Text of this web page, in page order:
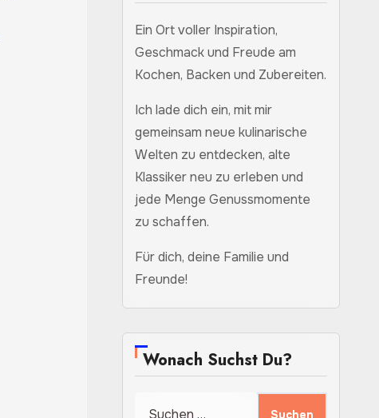
Ein Ort voller Inspiration,
Geschmack und Freude am
Kochen, Backen und Zubereiten.
Ich lade dich ein, mit mir
gemeinsam neue kulinarische
Welten zu entdecken, alte
Klassiker neu zu erleben und
jede Menge Genussmomente
zu schaffen.
Für dich, deine Familie und
Freunde!
Wonach Suchst Du?